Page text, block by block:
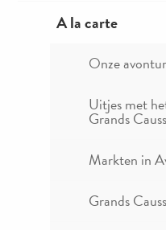
A la carte
Onze
Uitjes met
Grands
Markten in
Grands
enige staatskeurmerk dat
de toeristische sector
gericht op
en vakanties voor